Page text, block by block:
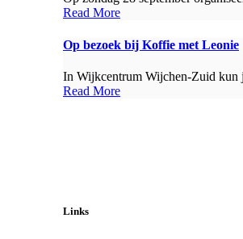
Read More
Op bezoek bij Koffie met Leonie
In Wijkcentrum Wijchen-Zuid kun
Read More
Links